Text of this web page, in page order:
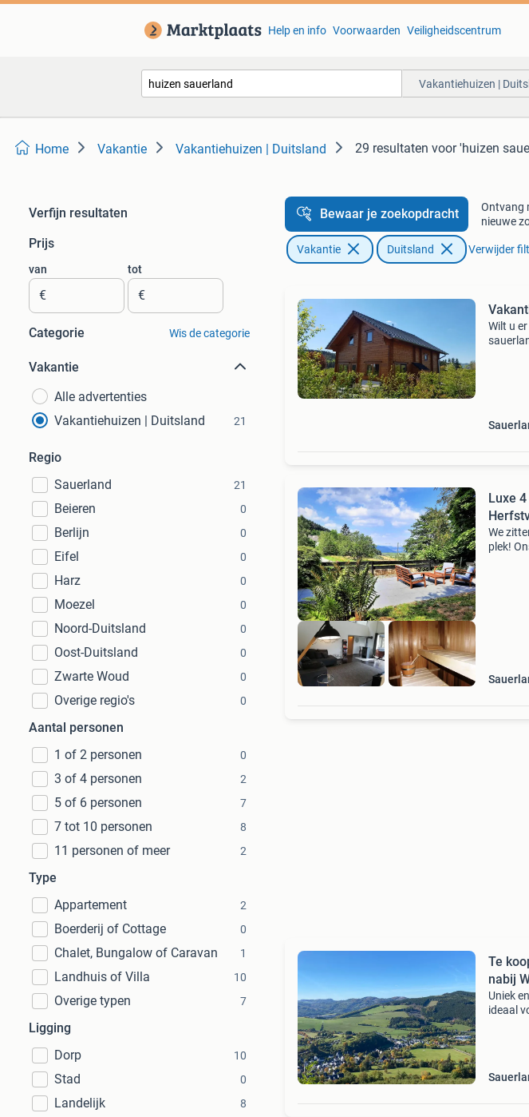
Help en info Voorwaarden Veiligheidscentrum
Vakantiehuizen |
Home Vakantie Vakantiehuizen | Duitsland 29 resultaten voor 'huizen
Verfijn resultaten
Prijs
van
€
tot
€
Categorie Wis de categorie
Vakantie
Alle advertenties
Vakantiehuizen | Duitsland
21
Regio
Sauerland
21
Beieren 0
Berlijn 0
Eifel 0
Harz 0
Moezel 0
Noord-Duitsland 0
Oost-Duitsland 0
Zwarte Woud 0
Overige regio's 0
Aantal personen
1 of 2 personen
0
3 of 4 personen 2
5 of 6 personen 7
7 tot 10 personen 8
11 personen of meer 2
Type
Appartement
2
Boerderij of Cottage 0
Chalet, Bungalow of Caravan 1
Landhuis of Villa 10
Overige typen 7
Ligging
Dorp
10
Stad 0
Landelijk 8
Bewaar je zoekopdracht
Ontvang
nieuwe
Vakantie Duitsland Verwijder
Wilt u
Luxe
We
plek!
Te
nabij
Uniek
ideaal